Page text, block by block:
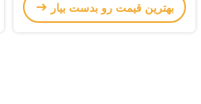
بهترین قیمت رو بدست بیار